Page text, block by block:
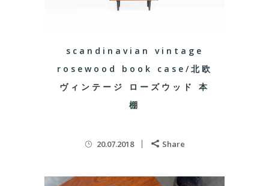
scandinavian vintage
rosewood book case/北欧
ヴィンテージ ローズウッド 本
棚
20.07.2018 Share